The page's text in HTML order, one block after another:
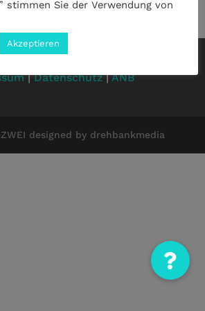
|Datenschutz|ANB
designed by drehbankmedia
stimmen Sie der Verwendung von
Akzeptieren